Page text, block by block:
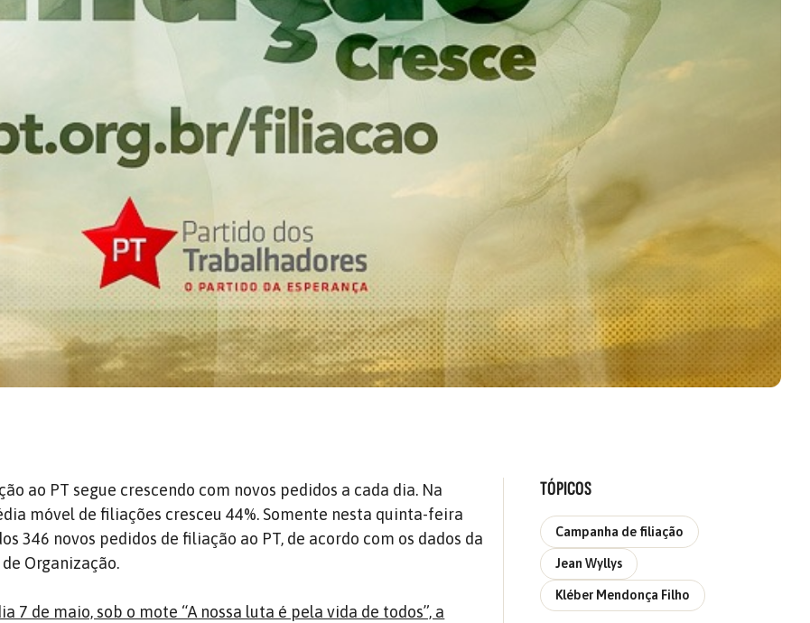
ao PT segue crescendo com novos pedidos a cada dia. Na
móvel de filiações cresceu 44%. Somente nesta quinta-feira
346 novos pedidos de filiação ao PT, de acordo com os dados da
Organização.
7 de maio, sob o mote “A nossa luta é pela vida de todos”, a
TÓPICOS
Campanha de filiação
Jean Wyllys
Kléber Mendonça Filho